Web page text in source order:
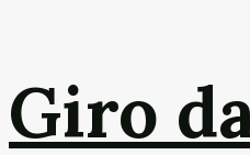
Giro